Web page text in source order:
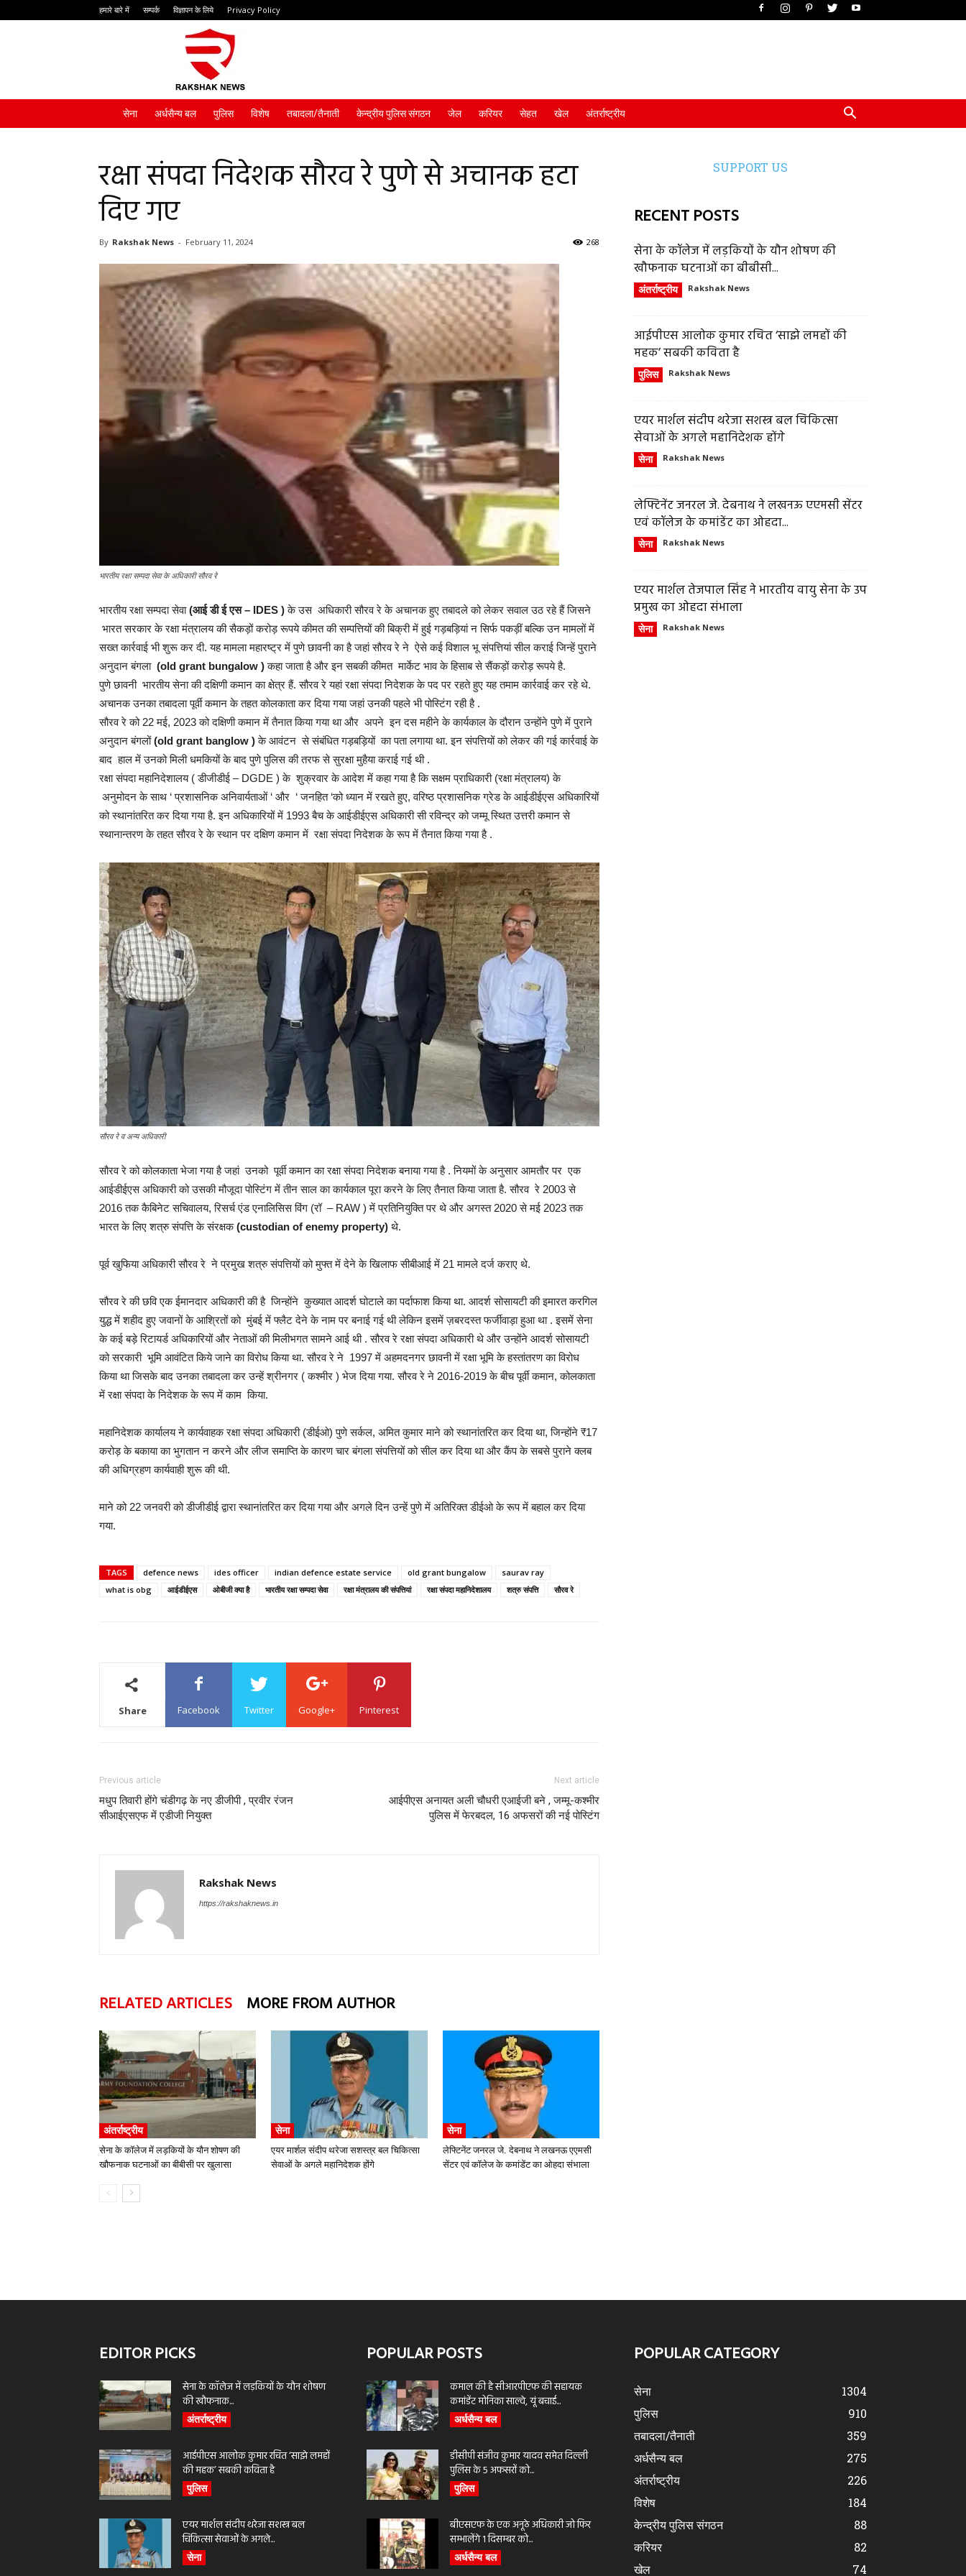
हमारे बारे में सम्पर्क विज्ञापन के लिये Privacy Policy
सेना अर्धसैन्य बल पुलिस विशेष तबादला/तैनाती केन्द्रीय पुलिस संगठन जेल करियर सेहत खेल अंतर्राष्ट्रीय
रक्षा संपदा निदेशक सौरव रे पुणे से अचानक हटा
दिए गए
By Rakshak News - February 11, 2024 268
भारतीय रक्षा सम्पदा सेवा के अधिकारी सौरव रे
भारतीय रक्षा सम्पदा सेवा(आई डी ई एस – IDES )के उस अधिकारी सौरव रे के अचानक हुए तबादले को लेकर सवाल उठ रहे हैं जिसने
भारत सरकार के रक्षा मंत्रालय की सैकड़ों करोड़ रूपये कीमत की सम्पत्तियों की बिक्री में हुई गड़बड़ियां न सिर्फ पकड़ीं बल्कि उन मामलों में
सख्त कार्रवाई भी शुरू कर दी. यह मामला महारष्ट्र में पुणे छावनी का है जहां सौरव रे ने ऐसे कई विशाल भू संपत्तियां सील कराई जिन्हें पुराने
अनुदान बंगला (old grant bungalow )कहा जाता है और इन सबकी कीमत मार्केट भाव के हिसाब से सैंकड़ों करोड़ रूपये है.
पुणे छावनी भारतीय सेना की दक्षिणी कमान का क्षेत्र हैं. सौरव रे यहां रक्षा संपदा निदेशक के पद पर रहते हुए यह तमाम कार्रवाई कर रहे थे.
अचानक उनका तबादला पूर्वी कमान के तहत कोलकाता कर दिया गया जहां उनकी पहले भी पोस्टिंग रही है .
सौरव रे को 22 मई, 2023 को दक्षिणी कमान में तैनात किया गया था और अपने इन दस महीने के कार्यकाल के दौरान उन्होंने पुणे में पुराने
अनुदान बंगलों(old grant banglow )के आवंटन से संबंधित गड़बड़ियों का पता लगाया था. इन संपत्तियों को लेकर की गई कार्रवाई के
बाद हाल में उनको मिली धमकियों के बाद पुणे पुलिस की तरफ से सुरक्षा मुहैया कराई गई थी .
रक्षा संपदा महानिदेशालय ( डीजीडीई – DGDE ) के शुक्रवार के आदेश में कहा गया है कि सक्षम प्राधिकारी (रक्षा मंत्रालय) के
अनुमोदन के साथ ‘ प्रशासनिक अनिवार्यताओं ‘ और ‘ जनहित ‘को ध्यान में रखते हुए, वरिष्ठ प्रशासनिक ग्रेड के आईडीईएस अधिकारियों
को स्थानांतरित कर दिया गया है. इन अधिकारियों में 1993 बैच के आईडीईएस अधिकारी सी रविन्द्र को जम्मू स्थित उत्तरी कमान से
स्थानान्तरण के तहत सौरव रे के स्थान पर दक्षिण कमान में रक्षा संपदा निदेशक के रूप में तैनात किया गया है .
सौरव रे व अन्य अधिकारी
सौरव रे को कोलकाता भेजा गया है जहां उनको पूर्वी कमान का रक्षा संपदा निदेशक बनाया गया है . नियमों के अनुसार आमतौर पर एक
आईडीईएस अधिकारी को उसकी मौजूदा पोस्टिंग में तीन साल का कार्यकाल पूरा करने के लिए तैनात किया जाता है. सौरव रे 2003 से
2016 तक कैबिनेट सचिवालय, रिसर्च एंड एनालिसिस विंग (रॉ – RAW ) में प्रतिनियुक्ति पर थे और अगस्त 2020 से मई 2023 तक
भारत के लिए शत्रु संपत्ति के संरक्षक(custodian of enemy property) थे.
पूर्व खुफिया अधिकारी सौरव रे ने प्रमुख शत्रु संपत्तियों को मुफ्त में देने के खिलाफ सीबीआई में 21 मामले दर्ज कराए थे.
सौरव रे की छवि एक ईमानदार अधिकारी की है जिन्होंने कुख्यात आदर्श घोटाले का पर्दाफाश किया था. आदर्श सोसायटी की इमारत करगिल
युद्ध में शहीद हुए जवानों के आश्रितों को मुंबई में फ्लैट देने के नाम पर बनाई गई थी लेकिन इसमें ज़बरदस्त फर्जीवाड़ा हुआ था . इसमें सेना
के कई बड़े रिटायर्ड अधिकारियों और नेताओं की मिलीभगत सामने आई थी . सौरव रे रक्षा संपदा अधिकारी थे और उन्होंने आदर्श सोसायटी
को सरकारी भूमि आवंटित किये जाने का विरोध किया था. सौरव रे ने 1997 में अहमदनगर छावनी में रक्षा भूमि के हस्तांतरण का विरोध
किया था जिसके बाद उनका तबादला कर उन्हें श्रीनगर ( कश्मीर ) भेज दिया गया. सौरव रे ने 2016-2019 के बीच पूर्वी कमान, कोलकाता
में रक्षा संपदा के निदेशक के रूप में काम किया.
महानिदेशक कार्यालय ने कार्यवाहक रक्षा संपदा अधिकारी (डीईओ) पुणे सर्कल, अमित कुमार माने को स्थानांतरित कर दिया था, जिन्होंने ₹17
करोड़ के बकाया का भुगतान न करने और लीज समाप्ति के कारण चार बंगला संपत्तियों को सील कर दिया था और कैंप के सबसे पुराने क्लब
की अधिग्रहण कार्यवाही शुरू की थी.
माने को 22 जनवरी को डीजीडीई द्वारा स्थानांतरित कर दिया गया और अगले दिन उन्हें पुणे में अतिरिक्त डीईओ के रूप में बहाल कर दिया
गया.
TAGS defence news ides officer indian defence estate service old grant bungalow
saurav ray
what is obg
आईडीईएस ओबीजी क्या है भारतीय रक्षा सम्पदा सेवा रक्षा मंत्रालय की संपत्तियां रक्षा संपदा महानिदेशालय शत्रु संपत्ति सौरव रे
Share Facebook Twitter Google+ Pinterest
Previous article
मधुप तिवारी होंगे चंडीगढ़ के नए डीजीपी , प्रवीर रंजन
सीआईएसएफ में एडीजी नियुक्त
Next article
आईपीएस अनायत अली चौधरी एआईजी बने , जम्मू-कश्मीर
पुलिस में फेरबदल, 16 अफसरों की नई पोस्टिंग
Rakshak News
https://rakshaknews.in
RELATED ARTICLES MORE FROM AUTHOR
अंतर्राष्ट्रीय
सेना के कॉलेज में लड़कियों के यौन शोषण की
खौफनाक घटनाओं का बीबीसी पर खुलासा
सेना
एयर मार्शल संदीप थरेजा सशस्त्र बल चिकित्सा
सेवाओं के अगले महानिदेशक होंगे
सेना
लेफ्टिनेंट जनरल जे. देबनाथ ने लखनऊ एएमसी
सेंटर एवं कॉलेज के कमांडेंट का ओहदा संभाला
SUPPORT US
RECENT POSTS
सेना के कॉलेज में लड़कियों के यौन शोषण की
खौफनाक घटनाओं का बीबीसी...
अंतर्राष्ट्रीय Rakshak News
आईपीएस आलोक कुमार रचित ‘साझे लमहों की
महक’ सबकी कविता है
पुलिस Rakshak News
एयर मार्शल संदीप थरेजा सशस्त्र बल चिकित्सा
सेवाओं के अगले महानिदेशक होंगे
सेना Rakshak News
लेफ्टिनेंट जनरल जे. देबनाथ ने लखनऊ एएमसी सेंटर
एवं कॉलेज के कमांडेंट का ओहदा...
सेना Rakshak News
एयर मार्शल तेजपाल सिंह ने भारतीय वायु सेना के उप
प्रमुख का ओहदा संभाला
सेना Rakshak News
EDITOR PICKS
सेना के कॉलेज में लड़कियों के यौन शोषण
की खौफनाक...
अंतर्राष्ट्रीय
आईपीएस आलोक कुमार रचित ‘साझे लमहों
की महक’ सबकी कविता है
पुलिस
एयर मार्शल संदीप थरेजा सशस्त्र बल
चिकित्सा सेवाओं के अगले...
सेना
POPULAR POSTS
कमाल की है सीआरपीएफ की सहायक
कमांडेंट मोनिका साल्वे, यूं बचाई...
अर्धसैन्य बल
डीसीपी संजीव कुमार यादव समेत दिल्ली
पुलिस के 5 अफसरों को...
पुलिस
बीएसएफ के एक अनूठे अधिकारी जो फिर
सम्भालेंगे 1 दिसम्बर को...
अर्धसैन्य बल
POPULAR CATEGORY
सेना
1304
पुलिस
910
तबादला/तैनाती
359
अर्धसैन्य बल
275
अंतर्राष्ट्रीय
226
विशेष
184
केन्द्रीय पुलिस संगठन
88
करियर
82
खेल
74